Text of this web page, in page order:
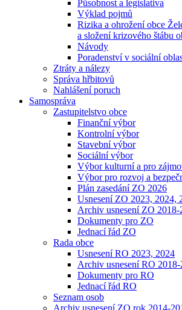
Působnost a legislativa
Výklad pojmů
Rizika a ohrožení obce
a složení krizového štábu
Návody
Poradenství v sociální
Ztráty a nálezy
Správa hřbitovů
Nahlášení poruch
Samospráva
Zastupitelstvo obce
Finanční výbor
Kontrolní výbor
Stavební výbor
Sociální výbor
Výbor kulturní a pro
Výbor pro rozvoj a
Plán zasedání ZO 2026
Usnesení ZO 2023, 2024,
Archiv usnesení ZO 2018-
Dokumenty pro ZO
Jednací řád ZO
Rada obce
Usnesení RO 2023, 2024
Archiv usnesení RO 2018-
Dokumenty pro RO
Jednací řád RO
Seznam osob
Archiv usnesení ZO rok 2014-